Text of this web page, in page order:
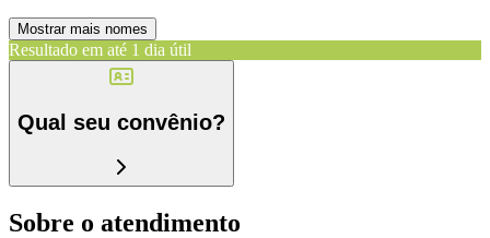
Mostrar mais nomes
Resultado em até 1 dia útil
Qual seu convênio?
Sobre o atendimento